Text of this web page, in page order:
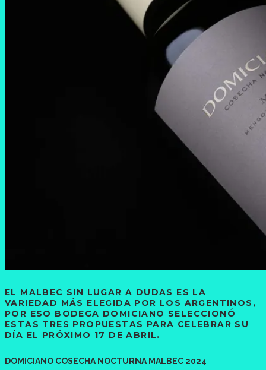
EL MALBEC SIN LUGAR A DUDAS ES LA
VARIEDAD MÁS ELEGIDA POR LOS ARGENTINOS,
POR ESO BODEGA DOMICIANO SELECCIONÓ
ESTAS TRES PROPUESTAS PARA CELEBRAR SU
DÍA EL PRÓXIMO 17 DE ABRIL.
DOMICIANO COSECHA NOCTURNA MALBEC 2024